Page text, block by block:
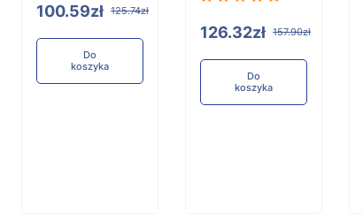
100.59zł 125.74zł
Do
koszyka
126.32zł 157.90zł
Do
koszyka